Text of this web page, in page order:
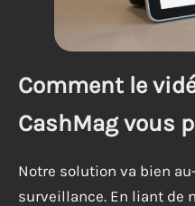
Comment le
CashMag vous
Notre solution va bien
surveillance. En liant de